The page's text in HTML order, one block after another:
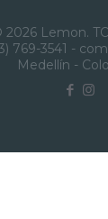
Lemon.
769-3541 -
Medellín -